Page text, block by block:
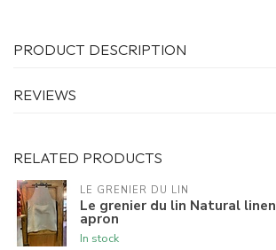
PRODUCT DESCRIPTION
REVIEWS
RELATED PRODUCTS
LE GRENIER DU LIN
Le grenier du lin Natural linen
apron
In stock